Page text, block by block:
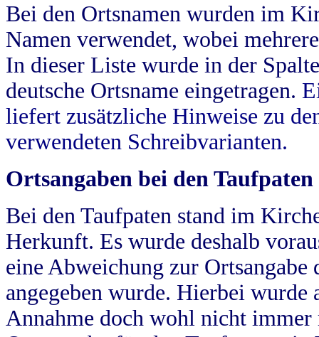
Bei den Ortsnamen wurden im
Namen verwendet, wobei
In dieser Liste wurde in der
deutsche Ortsname eingetragen.
liefert zusätzliche Hinweise zu
verwendeten Schreibvarianten.
Ortsangaben bei den Taufpaten
Bei den Taufpaten stand im
Herkunft. Es wurde deshalb
eine Abweichung zur
angegeben wurde. Hierbei wurde
Annahme doch wohl nicht